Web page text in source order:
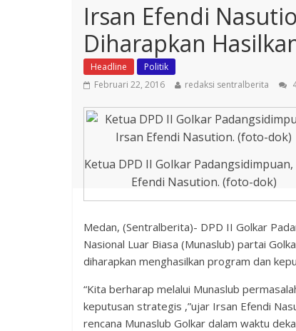
Irsan Efendi
Diharapkan
Headline
Politik
Februari 22, 2016
redaksi sentralberita
Ketua DPD II Golkar
Efendi Nasution. (foto-dok)
Medan, (Sentralberita)- DPD II Golkar
Nasional Luar Biasa (Munaslub) partai
diharapkan menghasilkan program dan
“Kita berharap melalui Munaslub
keputusan strategis ,”ujar Irsan Efendi
rencana Munaslub Golkar dalam waktu